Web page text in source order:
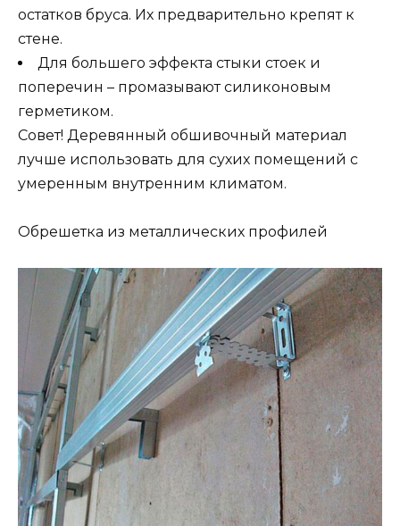
остатков бруса. Их предварительно крепят к
стене.
Для большего эффекта стыки стоек и
поперечин – промазывают силиконовым
герметиком.
Совет! Деревянный обшивочный материал
лучше использовать для сухих помещений с
умеренным внутренним климатом.
Обрешетка из металлических профилей